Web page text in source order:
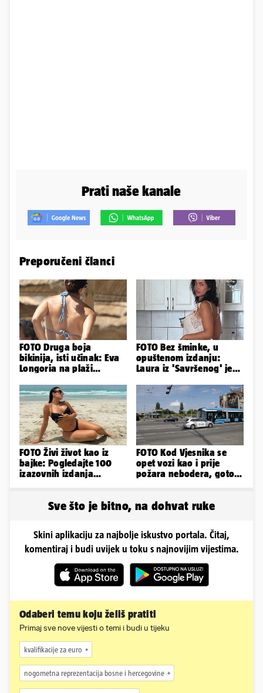
Prati naše kanale
Preporučeni članci
FOTO Druga boja
bikinija, isti učinak: Eva
Longoria na plaži
obline
FOTO Bez šminke, u
opuštenom izdanju:
Laura iz 'Savršenog' je
odmora
FOTO Živi život kao iz
bajke: Pogledajte 100
izazovnih izdanja
FOTO Kod Vjesnika se
opet vozi kao i prije
požara nebodera, gotovi
Sve što je bitno, na dohvat ruke
Skini aplikaciju za najbolje iskustvo portala. Čitaj,
komentiraj i budi uvijek u toku s najnovijim vijestima.
Odaberi temu koju želiš pratiti
Primaj sve nove vijesti o temi i budi u tijeku
kvalifikacije za euro
nogometna reprezentacija bosne i hercegovine